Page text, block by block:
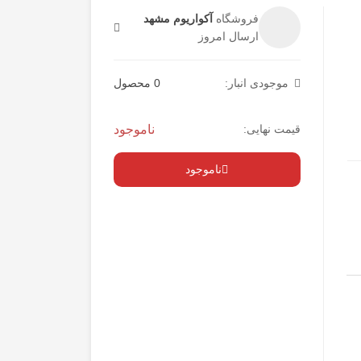
فروشگاه آکواریوم مشهد
ارسال امروز
موجودی انبار: 0 محصول
قیمت نهایی: ناموجود
ناموجود